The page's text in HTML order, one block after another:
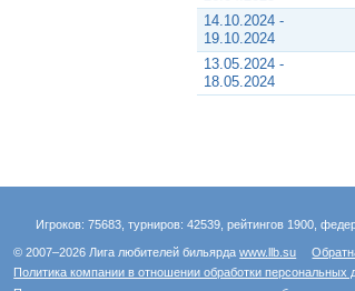
14.10.2024 -
19.10.2024
13.05.2024 -
18.05.2024
Игроков: 75683, турниров: 42539, рейтингов 1900,
© 2007–2026 Лига любителей бильярдаwww.llb.su
Политика компании в отношении обработки персональных